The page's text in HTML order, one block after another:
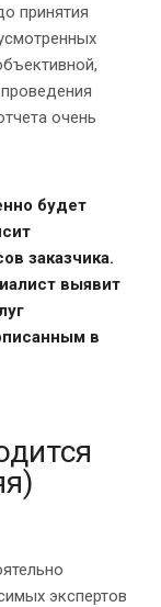
принятия
очень
будет
заказчика.
выявит
в
экспертов